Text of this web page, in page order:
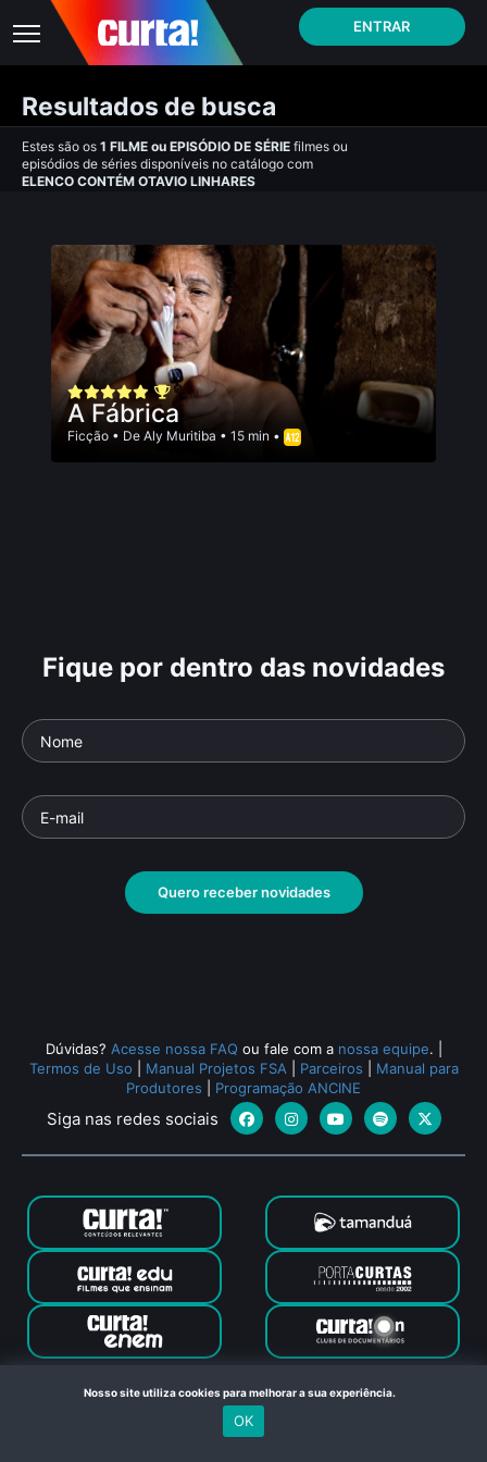
ENTRAR
Resultados de busca
Estes são os 1 FILME ou EPISÓDIO DE SÉRIE filmes ou
episódios de séries disponíveis no catálogo com
ELENCO CONTÉM OTAVIO LINHARES
A Fábrica
Ficção • De Aly Muritiba • 15 min •
Fique por dentro das novidades
Quero receber novidades
Dúvidas? Acesse nossa FAQ ou fale com a nossa equipe.
Termos de Uso
Manual Projetos FSA Parceiros
Manual para
Produtores
Programação ANCINE
Siga nas redes sociais
Canal Curta © 2024. Todos os direitos reservados. Feito com
no Rio de Janeiro
Nosso site utiliza cookies para melhorar a sua experiência.
OK